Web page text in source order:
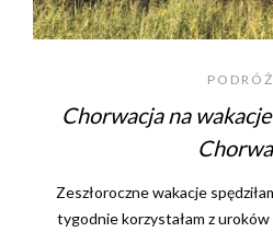
Chorwacja na
Zeszłoroczne wakacje
tygodnie korzystałam z